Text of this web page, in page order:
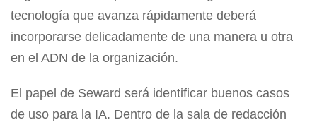
tecnología que avanza rápidamente deberá
incorporarse delicadamente de una manera u otra
en el ADN de la organización.
El papel de Seward será identificar buenos casos
de uso para la IA. Dentro de la sala de redacción